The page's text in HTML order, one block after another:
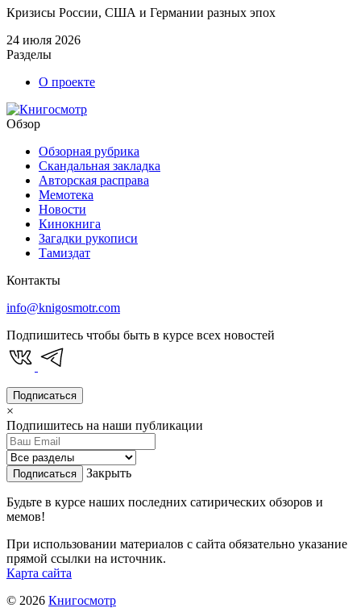
Кризисы России, США и Германии разных эпох
24 июля 2026
Разделы
О проекте
Обзор
Обзорная рубрика
Скандальная закладка
Авторская расправа
Мемотека
Новости
Кинокнига
Загадки рукописи
Тамиздат
Контакты
info@knigosmotr.com
Подпишитесь чтобы быть в курсе всех новостей
Подписаться
×
Подпишитесь на наши публикации
Подписаться Закрыть
Будьте в курсе наших последних сатирических обзоров и
мемов!
При использовании материалов с сайта обязательно указание
прямой ссылки на источник.
Карта сайта
© 2026 Книгосмотр